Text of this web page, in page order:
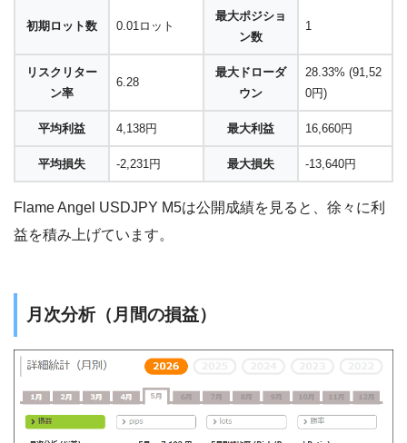
初期ロット数 0.01ロット
最大ポジショ
ン数
1
リスクリター
ン率
6.28
最大ドローダ
ウン
28.33% (91,52
0円)
平均利益 4,138円 最大利益 16,660円
平均損失 -2,231円 最大損失 -13,640円
Flame Angel USDJPY M5は公開成績を見ると、徐々に利
益を積み上げています。
月次分析（月間の損益）